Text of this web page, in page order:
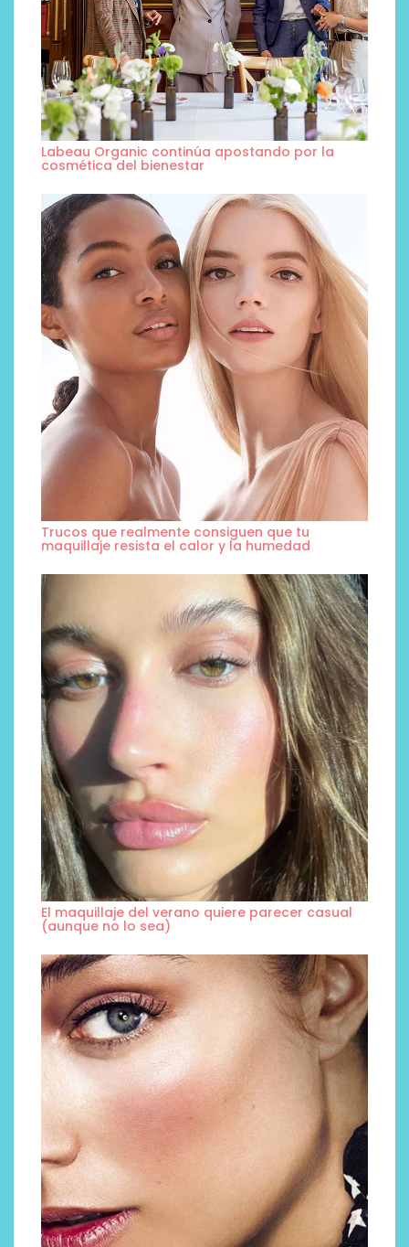
Labeau Organic continúa apostando por la
cosmética del bienestar
Trucos que realmente consiguen que tu
maquillaje resista el calor y la humedad
El maquillaje del verano quiere parecer casual
(aunque no lo sea)